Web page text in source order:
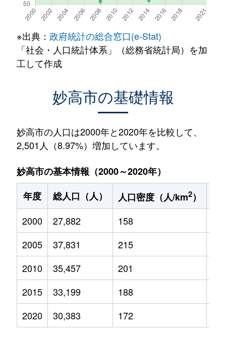
※出典： 政府統計の総合窓口(e-Stat)
「社会・人口統計体系」（総務省統計局）を加
工して作成
妙高市の基礎情報
妙高市の人口は2000年と2020年を比較して、
2,501人（8.97%）増加しています。
妙高市の基本情報（2000～2020年）
年度
総人口（人） 人口密度（人/km2）
2000
27,882 158
2005
37,831 215
2010
35,457 201
2015
33,199 188
2020
30,383 172